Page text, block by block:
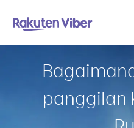
panggilan